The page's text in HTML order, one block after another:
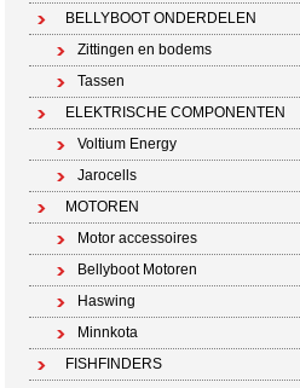
BELLYBOOT ONDERDELEN
Zittingen en bodems
Tassen
ELEKTRISCHE COMPONENTEN
Voltium Energy
Jarocells
MOTOREN
Motor accessoires
Bellyboot Motoren
Haswing
Minnkota
FISHFINDERS